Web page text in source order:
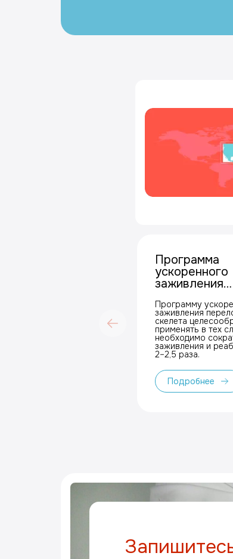
Программа
ускоренного
заживления
Программу
заживления
скелета
применять в тех
необходимо
заживления и реабилитации в
2–2,5 раза.
Подробнее